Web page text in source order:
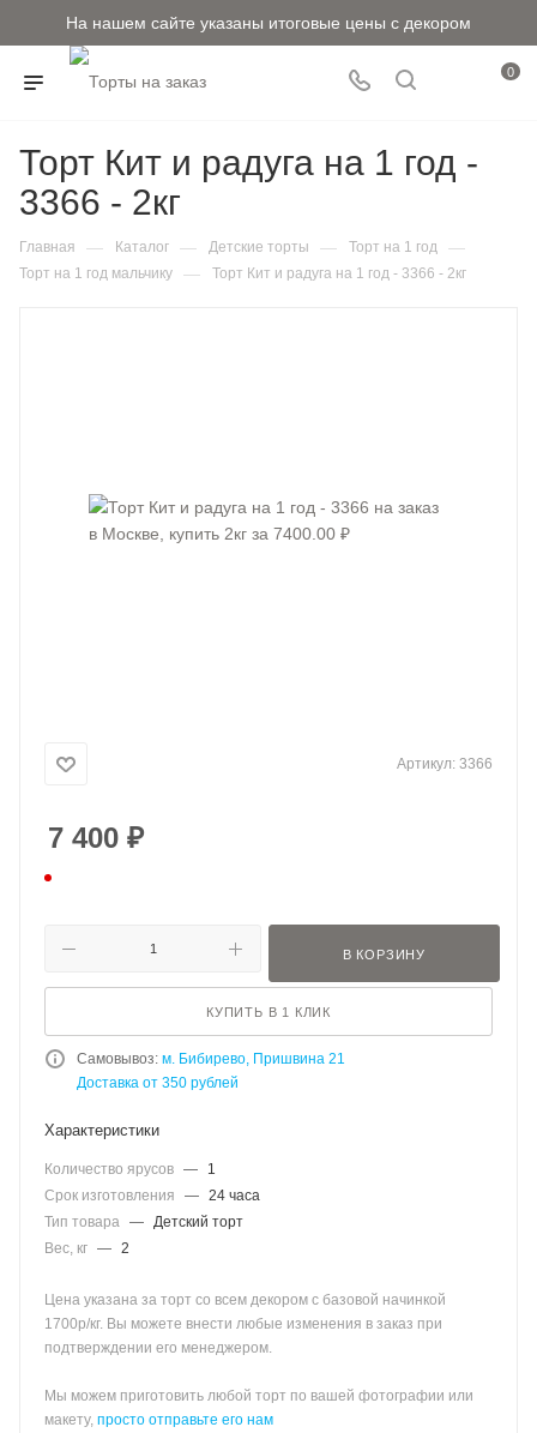
На нашем сайте указаны итоговые цены с декором
0
Торт Кит и радуга на 1 год -
3366 - 2кг
Главная — Каталог — Детские торты — Торт на 1 год —
Торт на 1 год мальчику — Торт Кит и радуга на 1 год - 3366 - 2кг
Артикул: 3366
7 400 ₽
В КОРЗИНУ
КУПИТЬ В 1 КЛИК
Самовывоз: м. Бибирево, Пришвина 21
Доставка от 350 рублей
Характеристики
Количество ярусов —
1
Срок изготовления
— 24 часа
Тип товара — Детский торт
Вес, кг — 2
Цена указана за торт со всем декором с базовой начинкой
1700р/кг. Вы можете внести любые изменения в заказ при
подтверждении его менеджером.
Мы можем приготовить любой торт по вашей фотографии или
макету, просто отправьте его нам